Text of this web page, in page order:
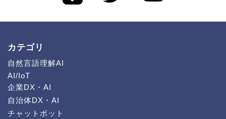
カテゴリ
自然言語理解AI
AI/IoT
企業DX・AI
自治体DX・AI
チャットボット